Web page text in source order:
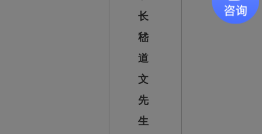
长
嵇
道
文
先
生